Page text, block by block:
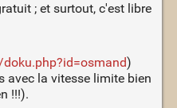
; et surtout, c'est libre
)
avec la vitesse limite bien
!!!).